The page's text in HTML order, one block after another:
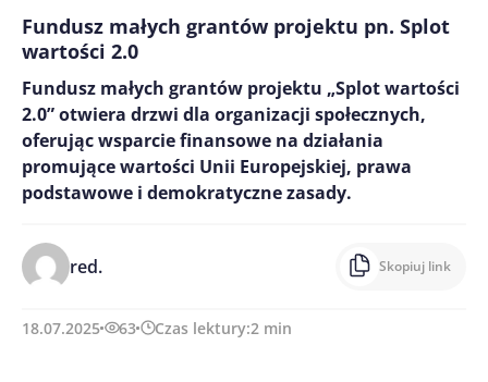
Fundusz małych grantów projektu pn. Splot
wartości 2.0
Fundusz małych grantów projektu „Splot wartości
2.0” otwiera drzwi dla organizacji społecznych,
oferując wsparcie finansowe na działania
promujące wartości Unii Europejskiej, prawa
podstawowe i demokratyczne zasady.
red. Skopiuj link
18.07.2025 63 Czas lektury:2 min